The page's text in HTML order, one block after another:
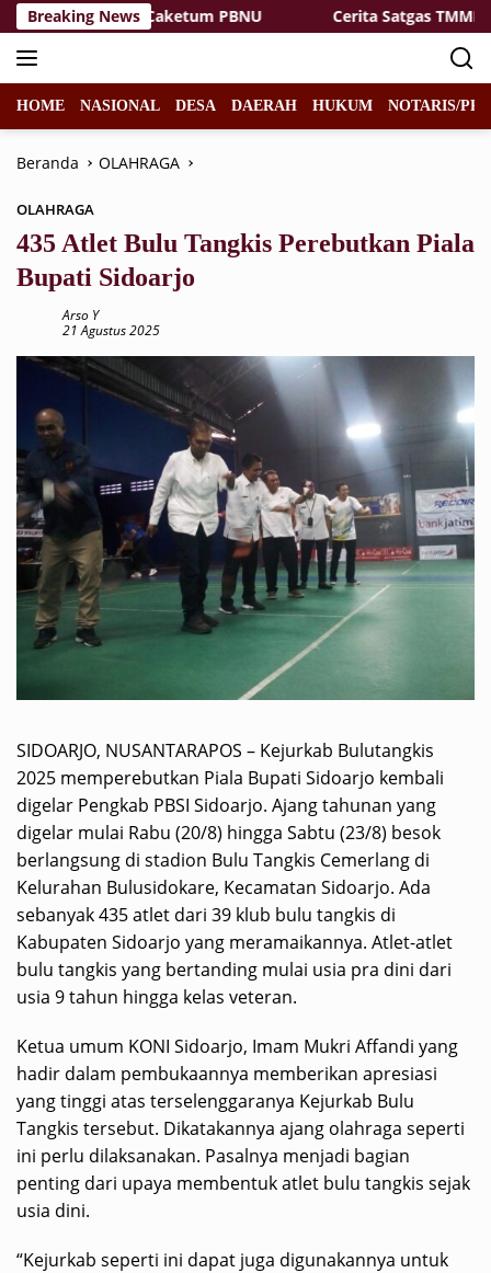
Langsung
ke
konten
Breaking News
Siap Maju Caketum PBNU Cerita Satgas TMMD 129
HOME NASIONAL DESA DAERAH HUKUM NOTARIS/
Beranda OLAHRAGA
OLAHRAGA
435 Atlet Bulu Tangkis Perebutkan Piala
Bupati Sidoarjo
Arso Y
21 Agustus 2025
SIDOARJO, NUSANTARAPOS – Kejurkab Bulutangkis
2025 memperebutkan Piala Bupati Sidoarjo kembali
digelar Pengkab PBSI Sidoarjo. Ajang tahunan yang
digelar mulai Rabu (20/8) hingga Sabtu (23/8) besok
berlangsung di stadion Bulu Tangkis Cemerlang di
Kelurahan Bulusidokare, Kecamatan Sidoarjo. Ada
sebanyak 435 atlet dari 39 klub bulu tangkis di
Kabupaten Sidoarjo yang meramaikannya. Atlet-atlet
bulu tangkis yang bertanding mulai usia pra dini dari
usia 9 tahun hingga kelas veteran.
Ketua umum KONI Sidoarjo, Imam Mukri Affandi yang
hadir dalam pembukaannya memberikan apresiasi
yang tinggi atas terselenggaranya Kejurkab Bulu
Tangkis tersebut. Dikatakannya ajang olahraga seperti
ini perlu dilaksanakan. Pasalnya menjadi bagian
penting dari upaya membentuk atlet bulu tangkis sejak
usia dini.
“Kejurkab seperti ini dapat juga digunakannya untuk